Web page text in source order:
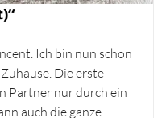
Ich bin nun schon
Die erste
Partner nur durch ein
auch die ganze